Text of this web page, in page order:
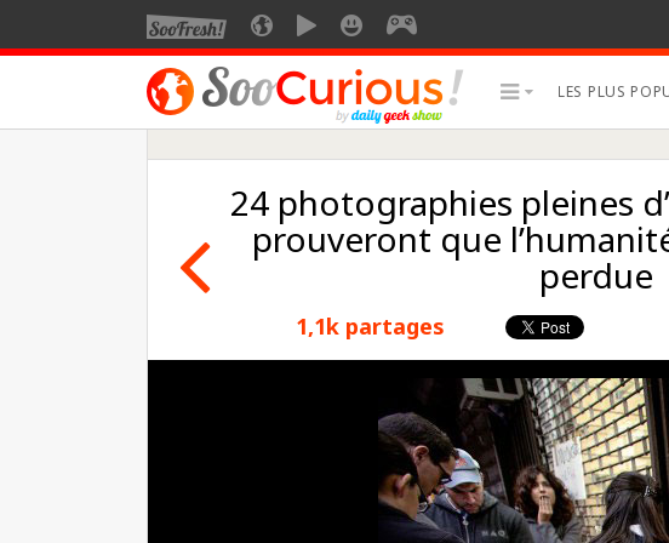
LES PLUS
24 photographies pleines
prouveront que
perdue
1,1k partages